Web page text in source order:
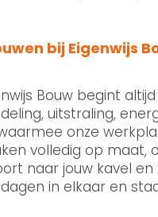
bij Eigenwijs
Bouw begint
uitstraling,
onze
volledig op
naar jouw kavel
in elkaar en